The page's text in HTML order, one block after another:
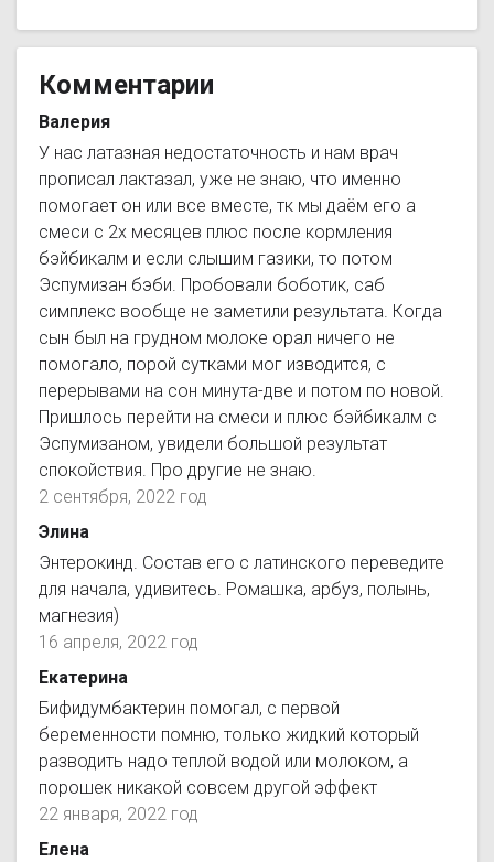
Комментарии
Валерия
У нас латазная недостаточность и нам врач
прописал лактазал, уже не знаю, что именно
помогает он или все вместе, тк мы даём его а
смеси с 2х месяцев плюс после кормления
бэйбикалм и если слышим газики, то потом
Эспумизан бэби. Пробовали боботик, саб
симплекс вообще не заметили результата. Когда
сын был на грудном молоке орал ничего не
помогало, порой сутками мог изводится, с
перерывами на сон минута-две и потом по новой.
Пришлось перейти на смеси и плюс бэйбикалм с
Эспумизаном, увидели большой результат
спокойствия. Про другие не знаю.
2 сентября, 2022 год
Элина
Энтерокинд. Состав его с латинского переведите
для начала, удивитесь. Ромашка, арбуз, полынь,
магнезия)
16 апреля, 2022 год
Екатерина
Бифидумбактерин помогал, с первой
беременности помню, только жидкий который
разводить надо теплой водой или молоком, а
порошек никакой совсем другой эффект
22 января, 2022 год
Елена